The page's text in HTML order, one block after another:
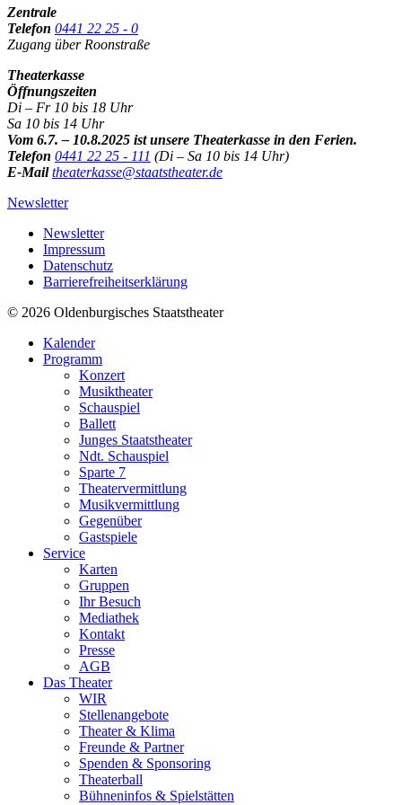
Zentrale
Telefon 0441 22 25 - 0
Zugang über Roonstraße
Theaterkasse
Öffnungszeiten
Di – Fr 10 bis 18 Uhr
Sa 10 bis 14 Uhr
Vom 6.7. – 10.8.2025 ist unsere Theaterkasse in den Ferien.
Telefon 0441 22 25 - 111 (Di – Sa 10 bis 14 Uhr)
E-Mail theaterkasse@staatstheater.de
Newsletter
Newsletter
Impressum
Datenschutz
Barrierefreiheitserklärung
© 2026 Oldenburgisches Staatstheater
Kalender
Programm
Konzert
Musiktheater
Schauspiel
Ballett
Junges Staatstheater
Ndt. Schauspiel
Sparte 7
Theatervermittlung
Musikvermittlung
Gegenüber
Gastspiele
Service
Karten
Gruppen
Ihr Besuch
Mediathek
Kontakt
Presse
AGB
Das Theater
WIR
Stellenangebote
Theater & Klima
Freunde & Partner
Spenden & Sponsoring
Theaterball
Bühneninfos & Spielstätten